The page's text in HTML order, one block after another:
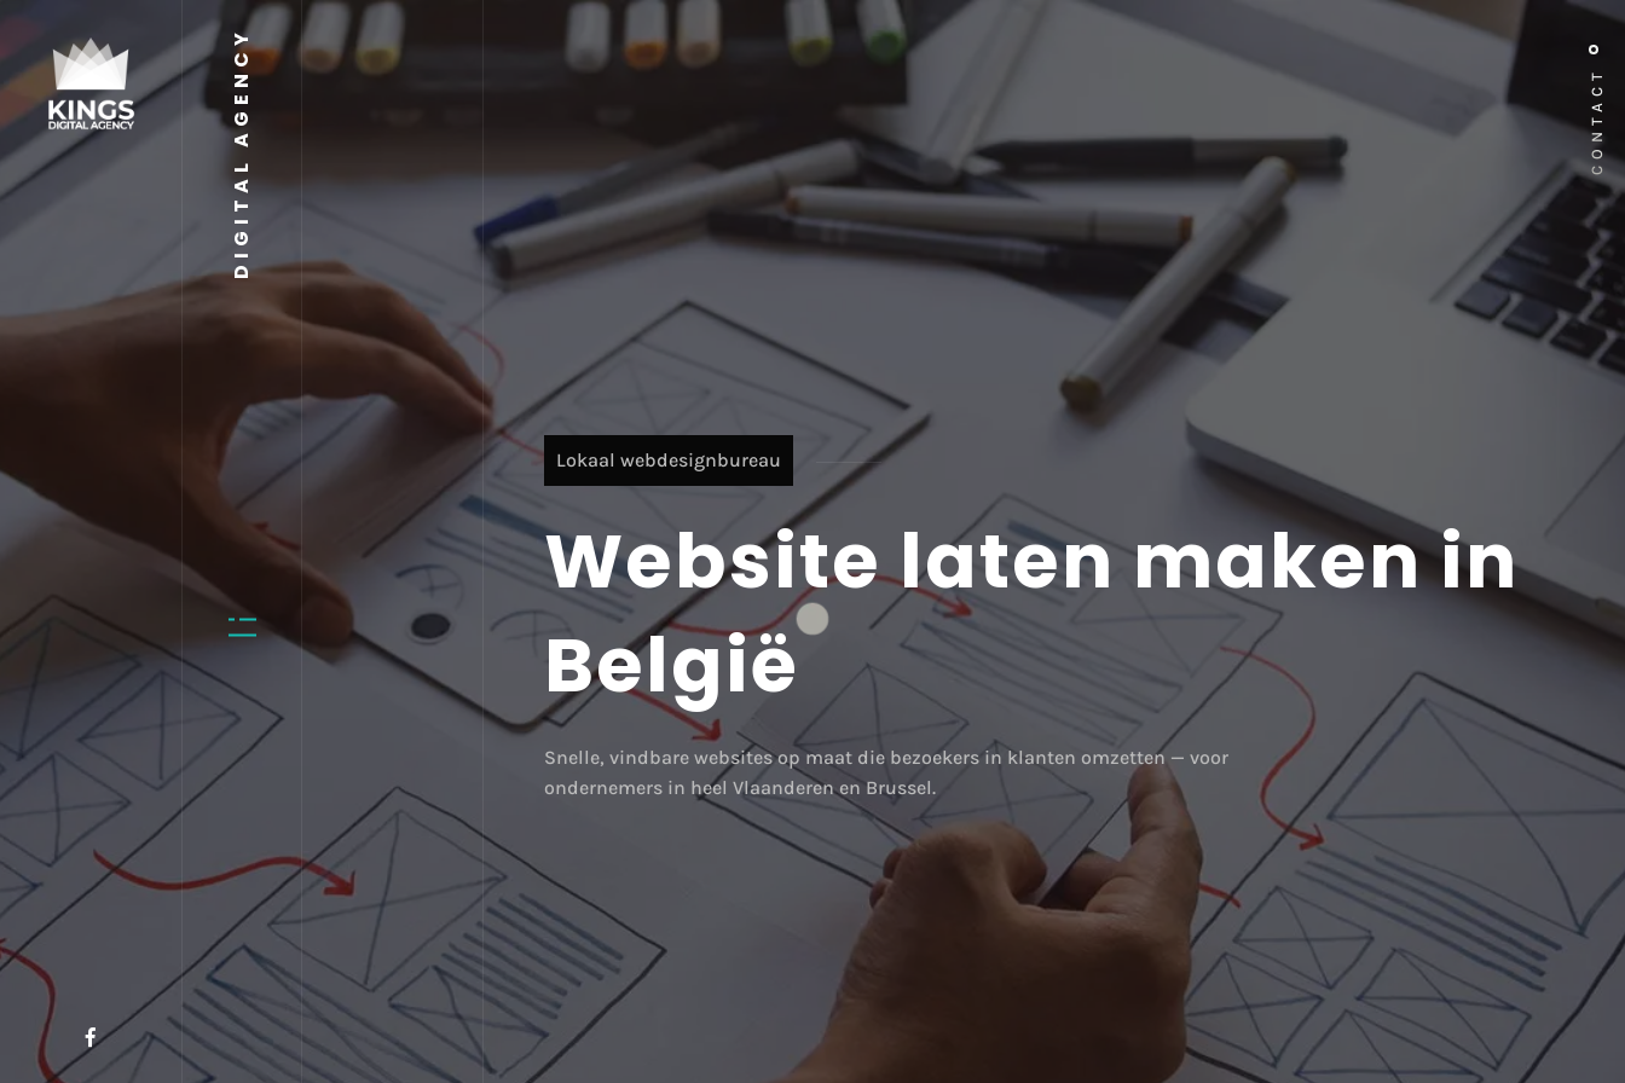
DIGITAL AGENCY
Lokaal webdesignbureau
Website laten maken in
België
Snelle, vindbare websites op maat die bezoekers in klanten omzetten — voor
ondernemers in heel Vlaanderen en Brussel.
CONTACT